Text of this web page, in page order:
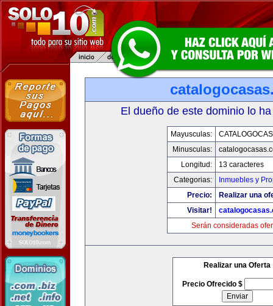
El dueño de este dominio lo
Mayusculas:
Minusculas:
Longitud:
13 caracteres
Categorias:
Inmuebles y
Precio:
Realizar una
Visitar!
Serán consideradas
Realizar una Oferta
Precio Ofrecido $